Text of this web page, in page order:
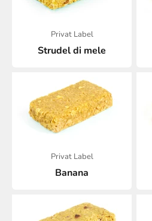
Privat Label
Strudel di mele
Privat Label
Banana